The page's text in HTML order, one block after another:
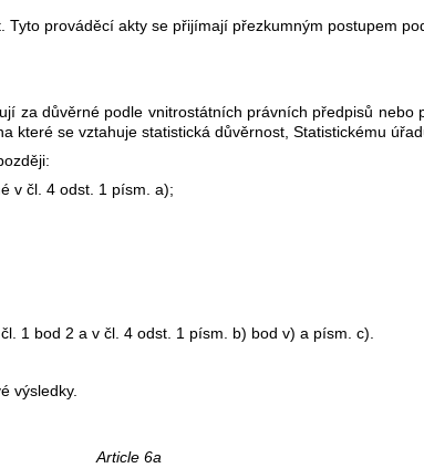
prováděcí akty se přijímají přezkumným postupem
za důvěrné podle vnitrostátních právních předpisů
které se vztahuje statistická důvěrnost, Statistickému
v čl. 4 odst. 1 písm. a);
1 bod 2 a v čl. 4 odst. 1 písm. b) bod v) a písm. c).
výsledky.
Article 6a